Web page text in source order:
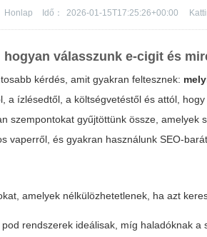
Honlap Idő： 2026-01-15T17:25:26+00:00
hogyan válasszunk e-cigit és
kérdés, amit gyakran feltesznek:
a ízlésedtől, a költségvetéstől és attól,
szempontokat gyűjtöttünk össze, amelyek
vaperről, és gyakran használunk SEO-
amelyek nélkülözhetetlenek, ha azt
rendszerek ideálisak, míg haladóknak